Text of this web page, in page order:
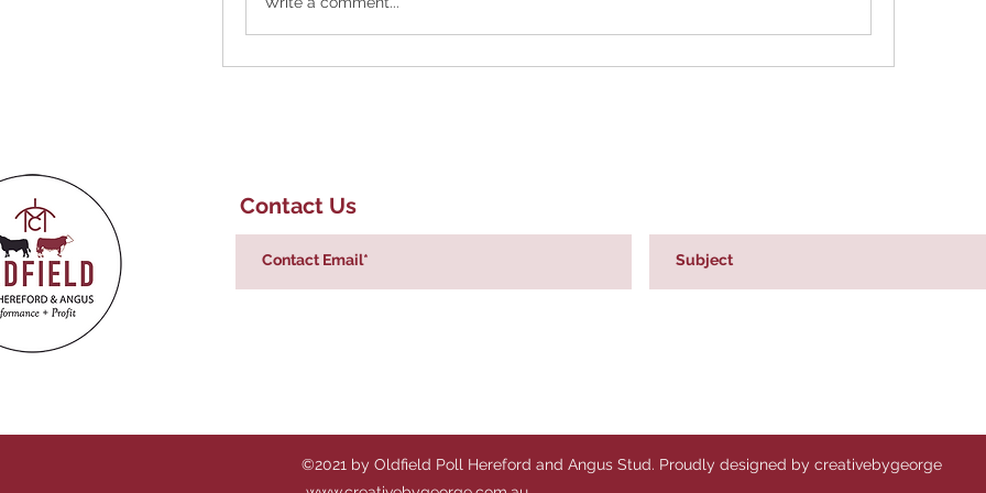
Contact Us
©2021 by Oldfield Poll Hereford and Angus Stud. Proudly designed by creativebygeorge